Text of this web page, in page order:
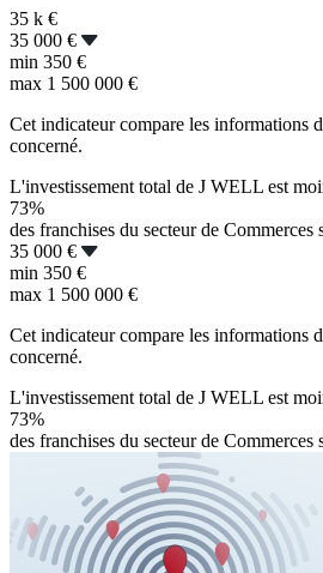
35 k €
35 000 €
min 350 €
max 1 500 000 €
Cet indicateur compare les informations
concerné.
L'investissement total de J WELL est
73%
des franchises du secteur de Commerces
35 000 €
min 350 €
max 1 500 000 €
Cet indicateur compare les informations
concerné.
L'investissement total de J WELL est
73%
des franchises du secteur de Commerces